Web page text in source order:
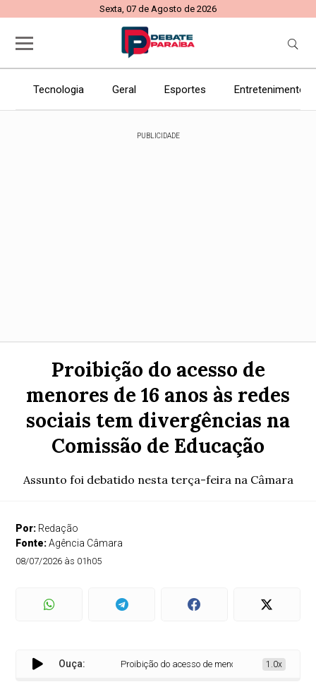
Sexta, 07 de Agosto de 2026
Tecnologia Geral Esportes Entretenimento
PUBLICIDADE
Proibição do acesso de
menores de 16 anos às redes
sociais tem divergências na
Comissão de Educação
Assunto foi debatido nesta terça-feira na Câmara
Por: Redação
Fonte:Agência Câmara
08/07/2026 às 01h05
Ouça: Proibição do acesso de menores de 16 anos às
1.0x